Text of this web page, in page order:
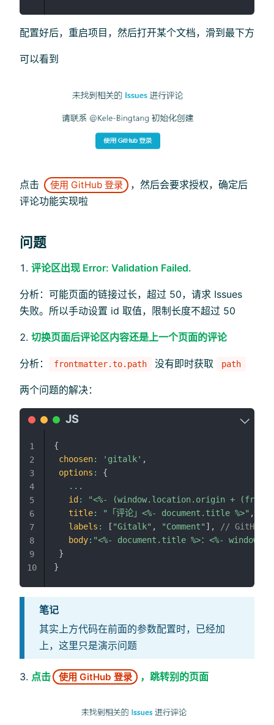
配置好后，重启项目，然后打开某个文档，滑到最下方
可以看到
点击 使用 GitHub 登录
，然后会要求授权，确定后
评论功能实现啦
问题
评论区出现 Error: Validation Failed.
分析：可能页面的链接过长，超过 50，请求 Issues
失败。所以手动设置 id 取值，限制长度不超过 50
切换页面后评论区内容还是上一个页面的评论
分析： frontmatter.to.path 没有即时获取 path
两个问题的解决：
{
choosen: 'gitalk' ,
options :
{
...
id :
"<%- (window.location.origin +
title: "「评论」<%- document.title %>" ,
labels : [ "Gitalk" , "Comment" ] ,
// GitHub
body: "<%- document.title %>：<%-
}
}
1
2
3
4
5
6
7
8
9
10
笔记
其实上方代码在前面的参数配置时，已经加
上，这里只是演示问题
点击 使用 GitHub 登录 ，跳转别的页面